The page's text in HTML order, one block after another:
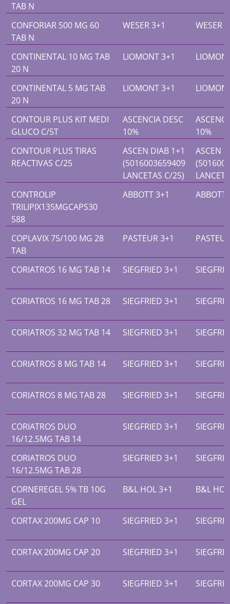
TAB N
CONFORIAR 500 MG 60
TAB N
WESER 3+1 WESER
CONTINENTAL 10 MG TAB
20 N
LIOMONT 3+1
CONTINENTAL 5 MG TAB
20 N
LIOMONT 3+1
CONTOUR PLUS KIT MEDI
GLUCO C/5T
ASCENCIA DESC
10%
10%
CONTOUR PLUS TIRAS
REACTIVAS C/25
ASCEN DIAB 1+1
(5016003659409
LANCETAS C/25)
ASCEN
CONTROLIP
TRILIPIX135MGCAPS30
588
ABBOTT 3+1 ABBOTT
COPLAVIX 75/100 MG 28
TAB
PASTEUR 3+1
CORIATROS 16 MG TAB 14 SIEGFRIED 3+1
CORIATROS 16 MG TAB 28 SIEGFRIED 3+1
CORIATROS 32 MG TAB 14 SIEGFRIED 3+1
CORIATROS 8 MG TAB 14 SIEGFRIED 3+1
CORIATROS 8 MG TAB 28 SIEGFRIED 3+1
CORIATROS DUO
16/12.5MG TAB 14
SIEGFRIED 3+1
CORIATROS DUO
16/12.5MG TAB 28
SIEGFRIED 3+1
CORNEREGEL 5% TB 10G
GEL
B&L HOL 3+1 B&L
CORTAX 200MG CAP 10 SIEGFRIED 3+1
CORTAX 200MG CAP 20 SIEGFRIED 3+1
CORTAX 200MG CAP 30 SIEGFRIED 3+1